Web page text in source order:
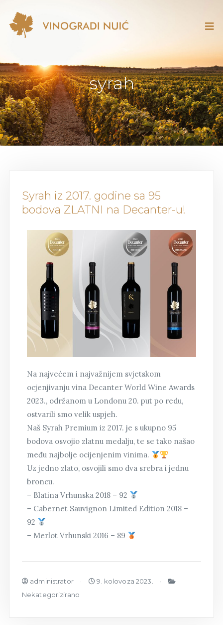
syrah
Syrah iz 2017. godine sa 95
bodova ZLATNI na Decanter-u!
Na najvećem i najvažnijem svjetskom
ocjenjivanju vina Decanter World Wine Awards
2023., održanom u Londonu 20. put po redu,
ostvarili smo velik uspjeh.
Naš Syrah Premium iz 2017. je s ukupno 95
bodova osvojio zlatnu medalju, te se tako našao
među najbolje ocijenjenim vinima.
Uz jedno zlato, osvojili smo dva srebra i jednu
broncu.
– Blatina Vrhunska 2018 – 92
– Cabernet Sauvignon Limited Edition 2018 –
92
– Merlot Vrhunski 2016 – 89
administrator
9. kolovoza 2023.
Nekategorizirano